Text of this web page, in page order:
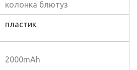
колонка блютуз
пластик
2000mAh